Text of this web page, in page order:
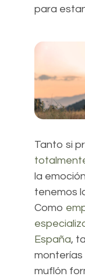
para
Tanto si
la
tenemos
Como
España,
monterías
muflón